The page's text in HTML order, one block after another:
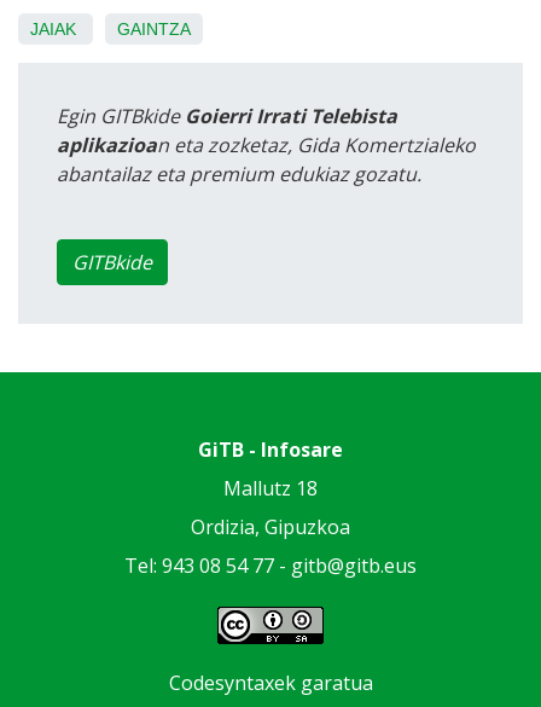
JAIAK GAINTZA
Egin GITBkide Goierri Irrati Telebista
aplikazioan eta zozketaz, Gida Komertzialeko
abantailaz eta premium edukiaz gozatu.
GITBkide
GiTB - Infosare
Mallutz 18
Ordizia, Gipuzkoa
Tel: 943 08 54 77 - gitb@gitb.eus
Codesyntaxek garatua